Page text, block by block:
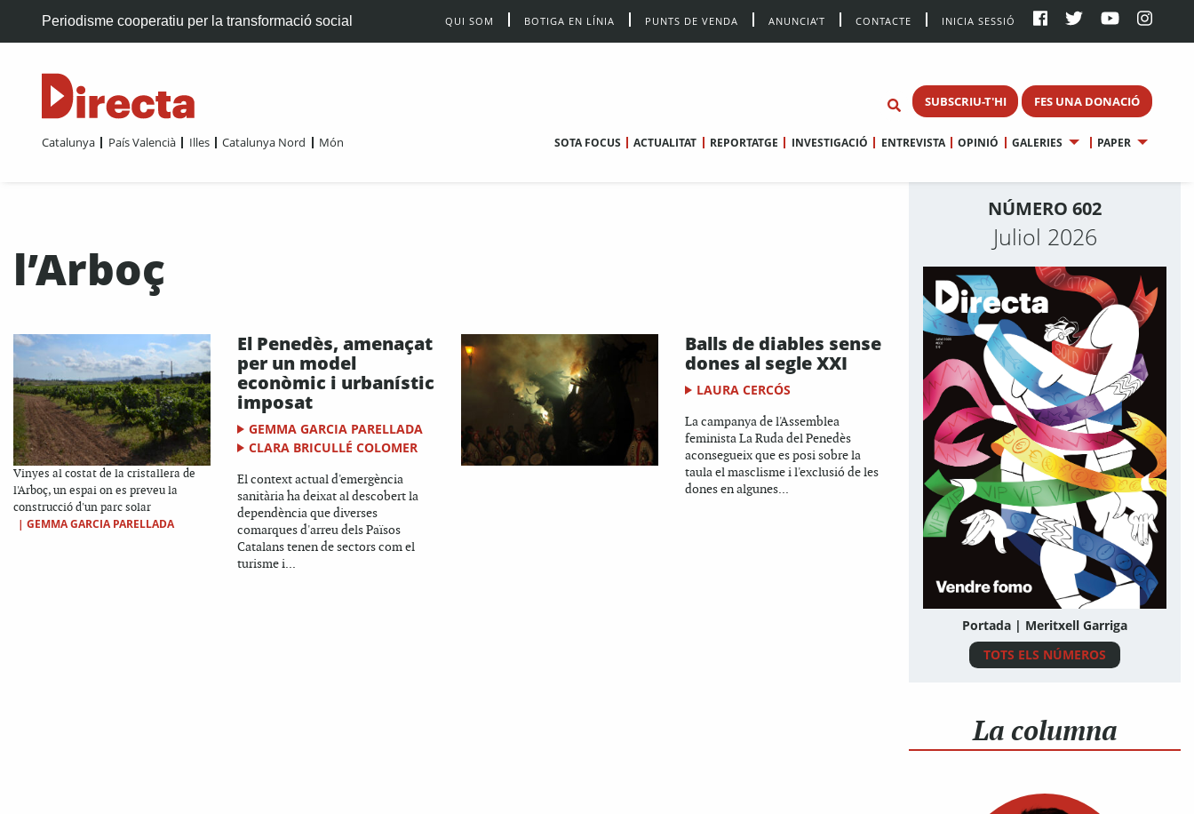
Periodisme cooperatiu per la transformació social QUI SOM BOTIGA EN LÍNIA PUNTS DE VENDA ANUNCIA’T CONTACTE INICIA SESSIÓ
SUBSCRIU-T'HI FES UNA DONACIÓ
Catalunya País Valencià Illes Catalunya Nord Món SOTA FOCUS ACTUALITAT REPORTATGE INVESTIGACIÓ ENTREVISTA OPINIÓ GALERIES PAPER
l’Arboç
Vinyes al costat de la cristallera de
l'Arboç, un espai on es preveu la
construcció d'un parc solar
| GEMMA GARCIA PARELLADA
El Penedès, amenaçat
per un model
econòmic i urbanístic
imposat
GEMMA GARCIA PARELLADA
CLARA BRICULLÉ COLOMER
El context actual d'emergència
sanitària ha deixat al descobert la
dependència que diverses
comarques d'arreu dels Països
Catalans tenen de sectors com el
turisme i...
Balls de diables sense
dones al segle XXI
LAURA CERCÓS
La campanya de l'Assemblea
feminista La Ruda del Penedès
aconsegueix que es posi sobre la
taula el masclisme i l'exclusió de les
dones en algunes...
NÚMERO 602
Juliol 2026
Portada | Meritxell Garriga
TOTS ELS NÚMEROS
La columna